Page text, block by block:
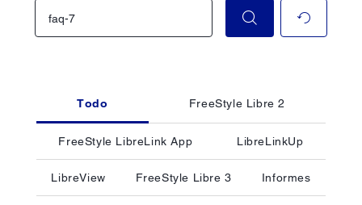
Todo FreeStyle Libre 2
FreeStyle LibreLink App LibreLinkUp
LibreView FreeStyle Libre 3 Informes